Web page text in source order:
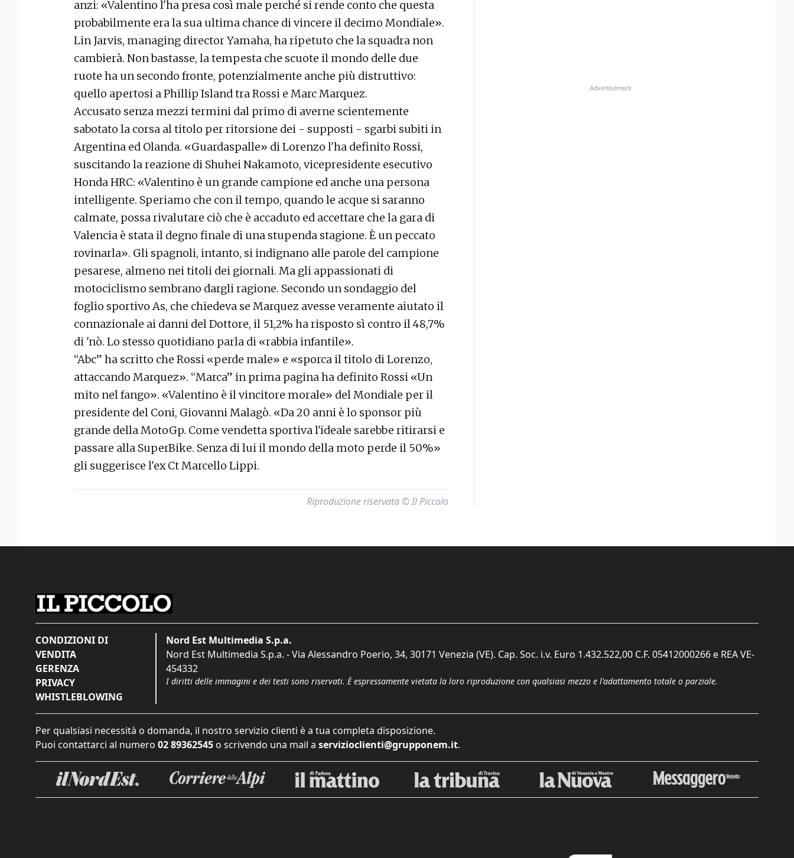
anzi: «Valentino l'ha presa così male perché si rende conto che questa
probabilmente era la sua ultima chance di vincere il decimo Mondiale».
Lin Jarvis, managing director Yamaha, ha ripetuto che la squadra non
cambierà. Non bastasse, la tempesta che scuote il mondo delle due
ruote ha un secondo fronte, potenzialmente anche più distruttivo:
quello apertosi a Phillip Island tra Rossi e Marc Marquez.
Accusato senza mezzi termini dal primo di averne scientemente
sabotato la corsa al titolo per ritorsione dei - supposti - sgarbi subiti in
Argentina ed Olanda. «Guardaspalle» di Lorenzo l'ha definito Rossi,
suscitando la reazione di Shuhei Nakamoto, vicepresidente esecutivo
Honda HRC: «Valentino è un grande campione ed anche una persona
intelligente. Speriamo che con il tempo, quando le acque si saranno
calmate, possa rivalutare ciò che è accaduto ed accettare che la gara di
Valencia è stata il degno finale di una stupenda stagione. È un peccato
rovinarla». Gli spagnoli, intanto, si indignano alle parole del campione
pesarese, almeno nei titoli dei giornali. Ma gli appassionati di
motociclismo sembrano dargli ragione. Secondo un sondaggio del
foglio sportivo As, che chiedeva se Marquez avesse veramente aiutato il
connazionale ai danni del Dottore, il 51,2% ha risposto sì contro il 48,7%
di 'nò. Lo stesso quotidiano parla di «rabbia infantile».
“Abc” ha scritto che Rossi «perde male» e «sporca il titolo di Lorenzo,
attaccando Marquez». “Marca” in prima pagina ha definito Rossi «Un
mito nel fango». «Valentino è il vincitore morale» del Mondiale per il
presidente del Coni, Giovanni Malagò. «Da 20 anni è lo sponsor più
grande della MotoGp. Come vendetta sportiva l'ideale sarebbe ritirarsi e
passare alla SuperBike. Senza di lui il mondo della moto perde il 50%»
gli suggerisce l'ex Ct Marcello Lippi.
Riproduzione riservata © Il Piccolo
CONDIZIONI DI
VENDITA
GERENZA
PRIVACY
WHISTLEBLOWING
Nord Est Multimedia S.p.a.
Nord Est Multimedia S.p.a. - Via Alessandro Poerio, 34, 30171 Venezia (VE). Cap. Soc. i.v. Euro 1.432.522,00 C.F. 05412000266 e REA VE-
454332
I diritti delle immagini e dei testi sono riservati. È espressamente vietata la loro riproduzione con qualsiasi mezzo e l'adattamento totale o parziale.
Per qualsiasi necessità o domanda, il nostro servizio clienti è a tua completa disposizione.
Puoi contattarci al numero 02 89362545 o scrivendo una mail a servizioclienti@grupponem.it.